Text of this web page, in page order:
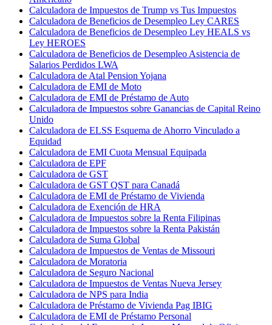
Calculadora de Impuestos de Trump vs Tus Impuestos
Calculadora de Beneficios de Desempleo Ley CARES
Calculadora de Beneficios de Desempleo Ley HEALS vs
Ley HEROES
Calculadora de Beneficios de Desempleo Asistencia de
Salarios Perdidos LWA
Calculadora de Atal Pension Yojana
Calculadora de EMI de Moto
Calculadora de EMI de Préstamo de Auto
Calculadora de Impuestos sobre Ganancias de Capital Reino
Unido
Calculadora de ELSS Esquema de Ahorro Vinculado a
Equidad
Calculadora de EMI Cuota Mensual Equipada
Calculadora de EPF
Calculadora de GST
Calculadora de GST QST para Canadá
Calculadora de EMI de Préstamo de Vivienda
Calculadora de Exención de HRA
Calculadora de Impuestos sobre la Renta Filipinas
Calculadora de Impuestos sobre la Renta Pakistán
Calculadora de Suma Global
Calculadora de Impuestos de Ventas de Missouri
Calculadora de Moratoria
Calculadora de Seguro Nacional
Calculadora de Impuestos de Ventas Nueva Jersey
Calculadora de NPS para India
Calculadora de Préstamo de Vivienda Pag IBIG
Calculadora de EMI de Préstamo Personal